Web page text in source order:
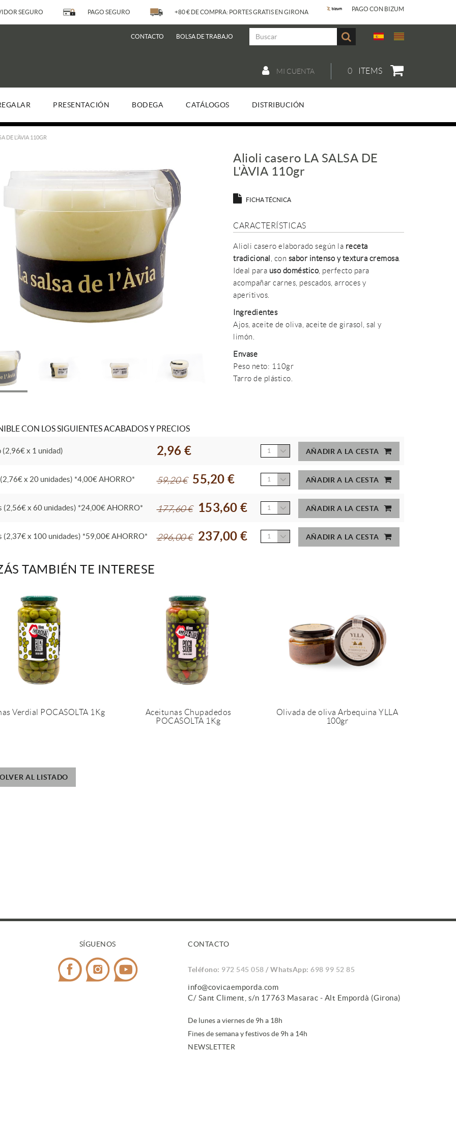
SEGURO PAGO SEGURO +80 € DE COMPRA: PORTES GRATIS EN GIRONA PAGO CON BIZUM
CONTACTO BOLSA DE TRABAJO
0 ITEMS
MI CUENTA
PRESENTACIÓN BODEGA CATÁLOGOS DISTRIBUCIÓN
DE L'ÀVIA 110GR
Alioli casero LA SALSA DE
L'ÀVIA 110gr
FICHA TÉCNICA
CARACTERÍSTICAS
Alioli casero elaborado según la receta
tradicional , con sabor intenso y textura cremosa
Ideal para uso doméstico , perfecto para
acompañar carnes, pescados, arroces y
aperitivos.
Ingredientes
Ajos, aceite de oliva, aceite de girasol, sal y
limón.
Envase
Peso neto: 110gr
Tarro de plástico.
CON LOS SIGUIENTES ACABADOS Y PRECIOS
(2,96€ x 1 unidad) 2,96 € 1 AÑADIR A LA CESTA
x 20 unidades) *4,00€ AHORRO* 59,20 € 55,20 € 1 AÑADIR A LA CESTA
(2,56€ x 60 unidades) *24,00€ AHORRO* 177,60 € 153,60 € 1 AÑADIR A LA CESTA
(2,37€ x 100 unidades) *59,00€ AHORRO* 296,00 € 237,00 € 1 AÑADIR A LA CESTA
TAMBIÉN TE INTERESE
Verdial POCASOLTA 1Kg
Aceitunas Chupadedos
POCASOLTA 1Kg
Olivada de oliva Arbequina YLLA
100gr
AL LISTADO
SÍGUENOS CONTACTO
Teléfono: 972 545 058 / WhatsApp: 698 99 52 85
info@covicaemporda.com
C/ Sant Climent, s/n 17763 Masarac - Alt Empordà (Girona)
De lunes a viernes de 9h a 18h
Fines de semana y festivos de 9h a 14h
NEWSLETTER